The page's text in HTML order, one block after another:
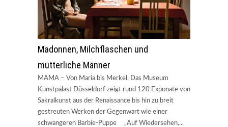
Madonnen, Milchflaschen und
mütterliche Männer
MAMA – Von Maria bis Merkel. Das Museum
Kunstpalast Düsseldorf zeigt rund 120 Exponate von
Sakralkunst aus der Renaissance bis hin zu breit
gestreuten Werken der Gegenwart wie einer
schwangeren Barbie-Puppe „Auf Wiedersehen,...